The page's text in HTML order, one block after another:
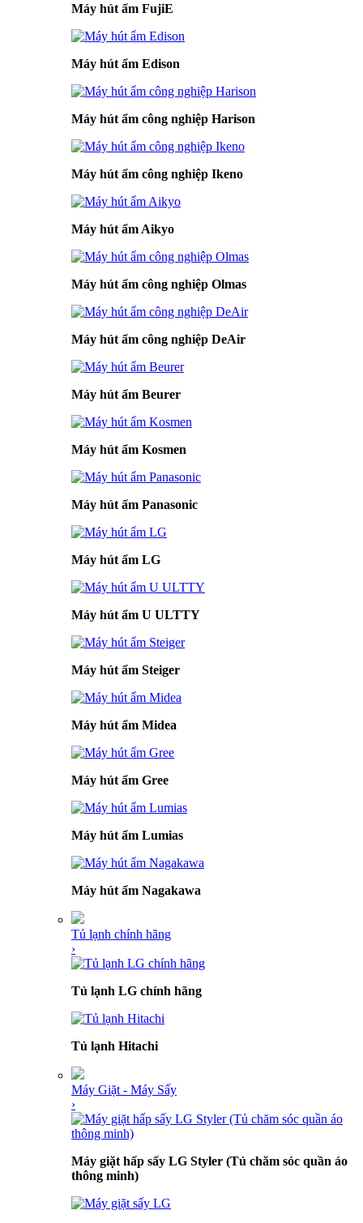
Máy hút ẩm FujiE
Máy hút ẩm Edison
Máy hút ẩm công nghiệp Harison
Máy hút ẩm công nghiệp Ikeno
Máy hút ẩm Aikyo
Máy hút ẩm công nghiệp Olmas
Máy hút ẩm công nghiệp DeAir
Máy hút ẩm Beurer
Máy hút ẩm Kosmen
Máy hút ẩm Panasonic
Máy hút ẩm LG
Máy hút ẩm U ULTTY
Máy hút ẩm Steiger
Máy hút ẩm Midea
Máy hút ẩm Gree
Máy hút ẩm Lumias
Máy hút ẩm Nagakawa
Tủ lạnh chính hãng
›
Tủ lạnh LG chính hãng
Tủ lạnh Hitachi
Máy Giặt - Máy Sấy
›
Máy giặt hấp sấy LG Styler (Tủ chăm sóc quần áo
thông minh)